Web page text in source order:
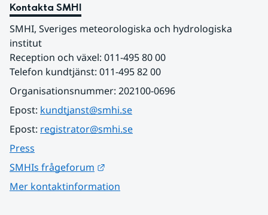
Kontakta SMHI
SMHI, Sveriges meteorologiska och hydrologiska
institut
Reception och växel: 011-495 80 00
Telefon kundtjänst: 011-495 82 00
Organisationsnummer: 202100-0696
Epost: kundtjanst@smhi.se
Epost: registrator@smhi.se
Press
SMHIs frågeforum
Mer kontaktinformation